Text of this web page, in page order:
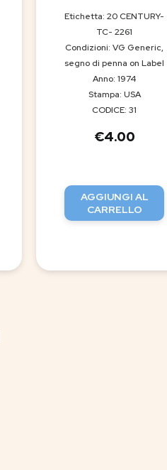
Etichetta: 20 CENTURY-
TC- 2261
Condizioni: VG Generic,
segno di penna on Label
Anno: 1974
Stampa: USA
CODICE: 31
€4.00
AGGIUNGI AL
CARRELLO